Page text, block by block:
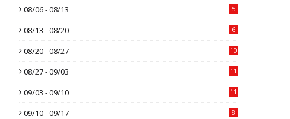
08/06 - 08/13 5
08/13 - 08/20 6
08/20 - 08/27 10
08/27 - 09/03 11
09/03 - 09/10 11
09/10 - 09/17 8